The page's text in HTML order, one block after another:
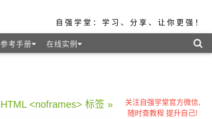
自强学堂：学习、分享、让你更强！
参考手册 在线实例
HTML <noframes> 标签 »
关注自强学堂官方微信,
随时查教程 提升自己!